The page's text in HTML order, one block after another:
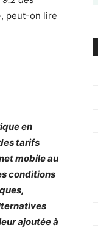
peut-on lire
en
tarifs
mobile au
conditions
ajoutée à